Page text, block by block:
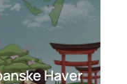
Haver